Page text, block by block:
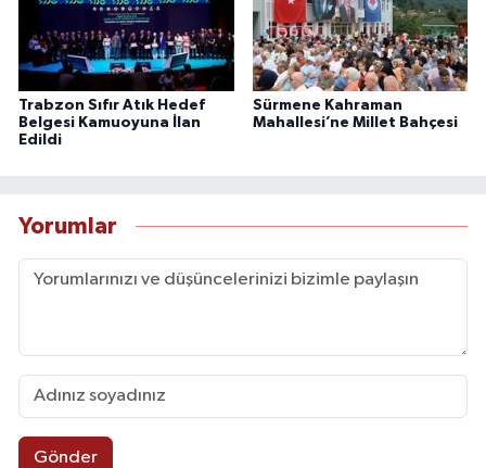
Trabzon Sıfır Atık Hedef
Belgesi Kamuoyuna İlan
Edildi
Sürmene Kahraman
Mahallesi’ne Millet Bahçesi
Yorumlar
Gönder